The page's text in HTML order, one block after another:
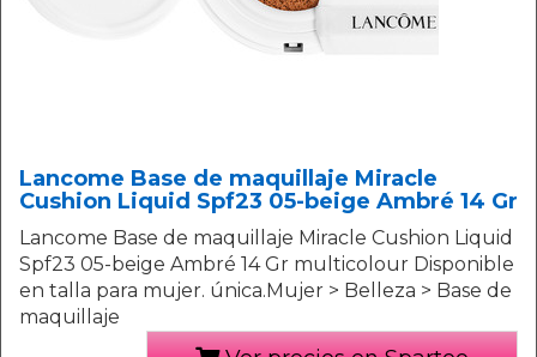
Lancome Base de maquillaje Miracle
Cushion Liquid Spf23 05-beige Ambré 14 Gr
Lancome Base de maquillaje Miracle Cushion Liquid
Spf23 05-beige Ambré 14 Gr multicolour Disponible
en talla para mujer. única.Mujer > Belleza > Base de
maquillaje